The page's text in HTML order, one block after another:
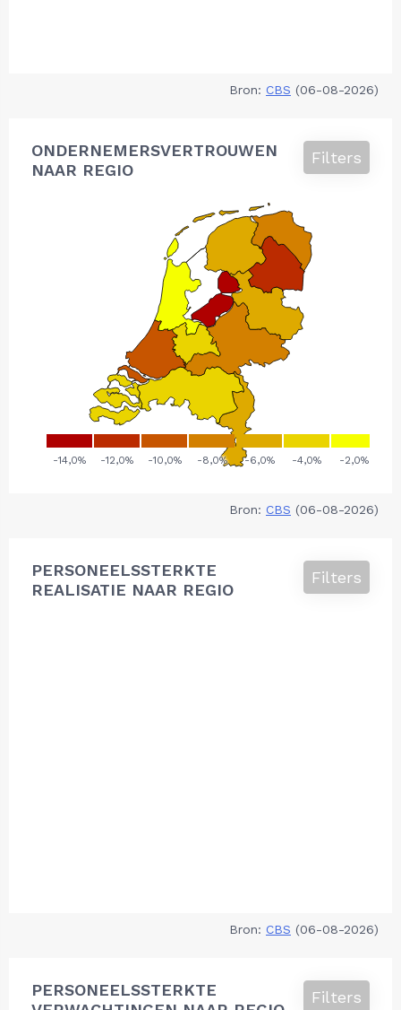
Bron: CBS (06-08-2026)
ONDERNEMERSVERTROUWEN
NAAR REGIO
Filters
Bron: CBS (06-08-2026)
PERSONEELSSTERKTE
REALISATIE NAAR REGIO
Filters
Bron: CBS (06-08-2026)
PERSONEELSSTERKTE
Filters